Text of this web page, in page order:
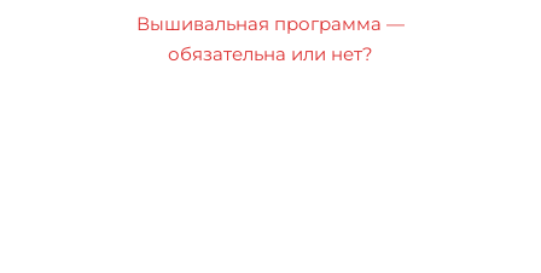
Вышивальная программа —
обязательна или нет?